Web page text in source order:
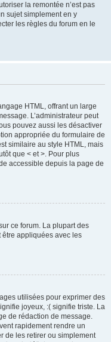
la remontée n’est pas
sujet simplement en y
les règles du forum en le
HTML, offrant un large
L’administrateur peut
pouvez aussi les désactiver
appropriée du formulaire de
similaire au style HTML, mais
que < et >. Pour plus
accessible depuis la page de
ce forum. La plupart des
être appliquées avec les
utilisées pour exprimer des
joyeux, :( signifie triste. La
de rédaction de message.
rapidement rendre un
de les retirer ou simplement